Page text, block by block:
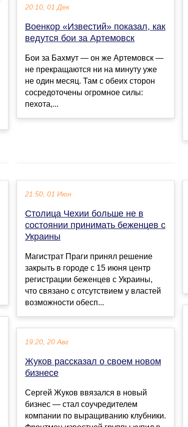
20:10, 01 Дек
Военкор «Известий» показал, как
ведутся бои за Артемовск
Бои за Бахмут — он же Артемовск —
не прекращаются ни на минуту уже
не один месяц. Там с обеих сторон
сосредоточены огромное силы:
пехота,...
21:50, 01 Июн
Столица Чехии больше не в
состоянии принимать беженцев с
Украины
Магистрат Праги принял решение
закрыть в городе с 15 июня центр
регистрации беженцев с Украины,
что связано с отсутствием у властей
возможности обесп...
19:20, 20 Авг
Жуков рассказал о своем новом
бизнесе
Сергей Жуков ввязался в новый
бизнес — стал соучредителем
компании по выращиванию клубники.